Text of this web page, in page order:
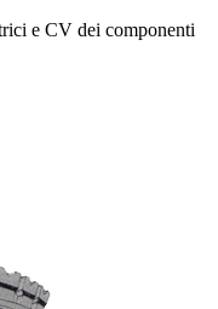
e CV dei componenti